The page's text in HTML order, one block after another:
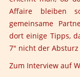
Affaire bleiben
gemeinsame
dort einige Tipps,
7" nicht der Absturz
Zum Interview auf